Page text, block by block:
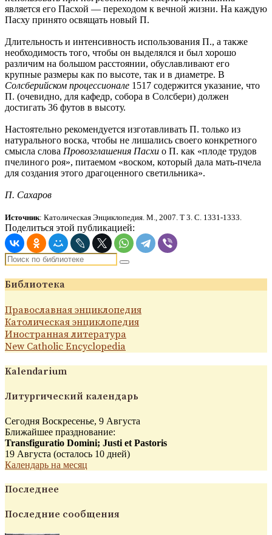
является его Пасхой — переходом к вечной жизни. На каждую
Пасху принято освящать новый П.
Длительность и интенсивность использования П., а также
необходимость того, чтобы он выделялся и был хорошо
различим на большом расстоянии, обуславливают его
крупные размеры как по высоте, так и в диаметре. В
Солсберийском процессионале 1517 содержится указание, что
П. (очевидно, для кафедр, собора в Солсбери) должен
достигать 36 футов в высоту.
Настоятельно рекомендуется изготавливать П. только из
натурального воска, чтобы не лишались своего конкретного
смысла слова Провозглашения Пасхи о П. как «плоде трудов
пчелиного роя», питаемом «воском, который дала мать-пчела
для создания этого драгоценного светильника».
П. Сахаров
Источник: Католическая Энциклопедия. М., 2007. Т 3. С. 1331-1333.
Поделиться этой публикацией:
Библиотека
Православная энциклопедия
Католическая энциклопедия
Иностранная литература
New Catholic Encyclopedia
Kalendarium
Литургический календарь
Сегодня Воскресенье, 9 Августа
Ближайшее празднование:
Transfiguratio Domini; Justi et Pastoris
19 Августа (осталось 10 дней)
Календарь на месяц
Последнее
Последние сообщения